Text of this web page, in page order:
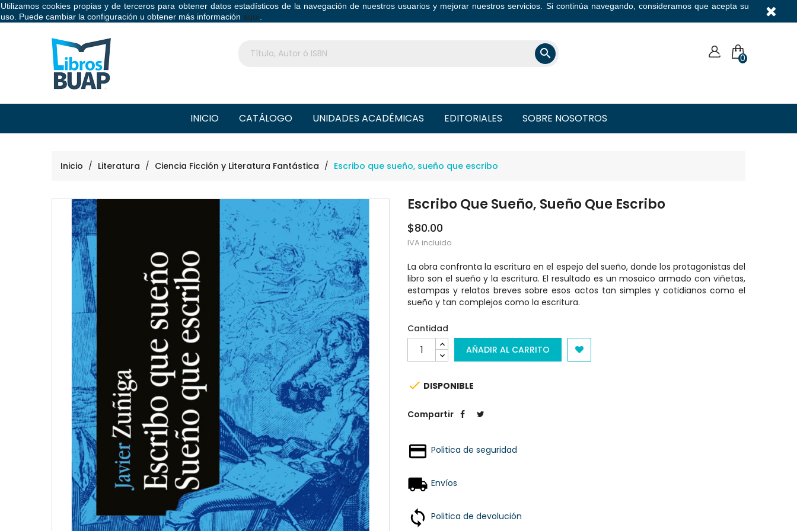
Utilizamos cookies propias y de terceros para obtener datos estadísticos de la navegación de nuestros usuarios y mejorar nuestros servicios. Si continúa navegando, consideramos que acepta su
uso. Puede cambiar la configuración u obtener más información aquí Moneda
Libros BUAP
 0
INICIO CATÁLOGO UNIDADES ACADÉMICAS EDITORIALES SOBRE NOSOTROS
Inicio Literatura Ciencia Ficción y Literatura Fantástica Escribo que sueño, sueño que escribo
Escribo Que Sueño, Sueño Que Escribo
$80.00
IVA incluido
La obra confronta la escritura en el espejo del sueño, donde los protagonistas del
libro son el sueño y la escritura. El resultado es un mosaico armado con viñetas,
estampas y relatos breves sobre esos actos tan simples y cotidianos como el
sueño y tan complejos como la escritura.
Cantidad
AÑADIR AL CARRITO
 DISPONIBLE
Compartir
Politica de seguridad
Envíos
Politica de devolución